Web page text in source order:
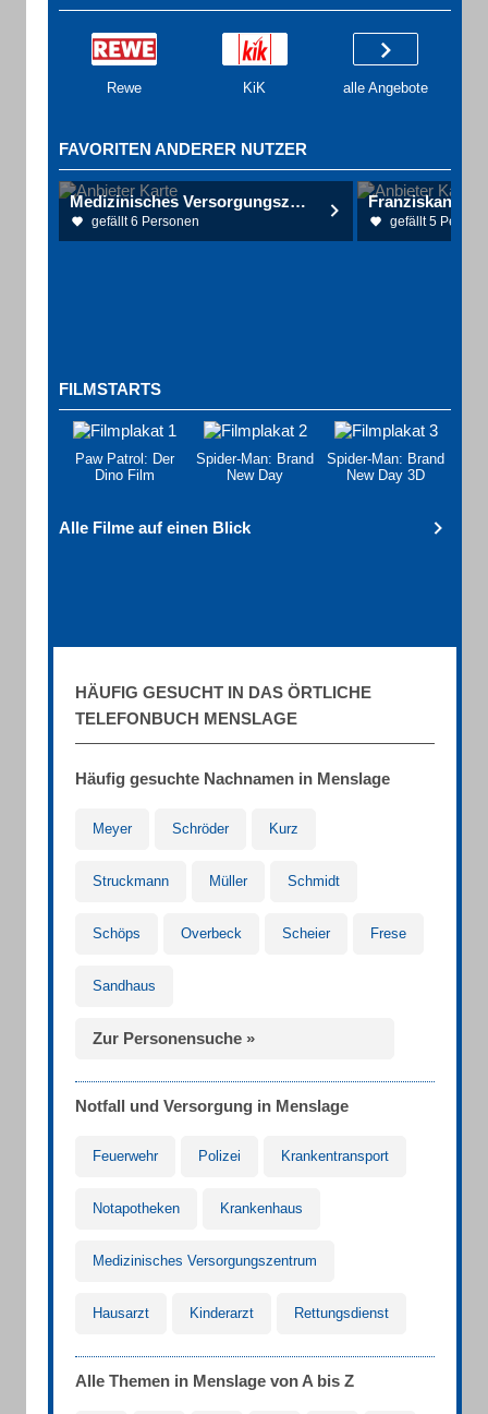
Rewe KiK alle Angebote
FAVORITEN ANDERER NUTZER
Medizinisches Versorgungszentrum MVZ am Christlichen Krankenhaus
gefällt 6 Personen
Franziskaner
gefällt 5
FILMSTARTS
Paw Patrol: Der
Dino Film
Spider-Man: Brand
New Day
Spider-Man: Brand
New Day 3D
Alle Filme auf einen Blick
HÄUFIG GESUCHT IN DAS ÖRTLICHE
TELEFONBUCH MENSLAGE
Häufig gesuchte Nachnamen in Menslage
Meyer Schröder Kurz
Struckmann Müller Schmidt
Schöps Overbeck Scheier Frese
Sandhaus
Zur Personensuche »
Notfall und Versorgung in Menslage
Feuerwehr Polizei Krankentransport
Notapotheken Krankenhaus
Medizinisches Versorgungszentrum
Hausarzt Kinderarzt Rettungsdienst
Alle Themen in Menslage von A bis Z